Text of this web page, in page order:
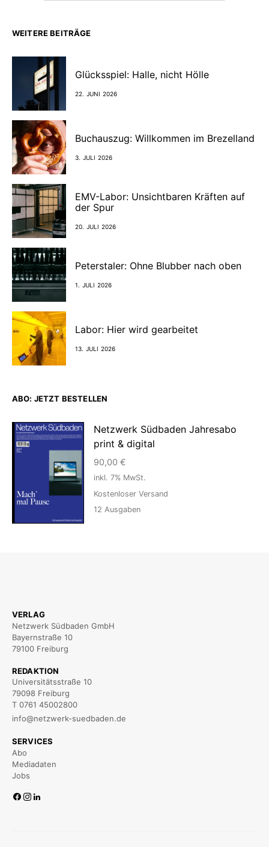
WEITERE BEITRÄGE
Glücksspiel: Halle, nicht Hölle
22. JUNI 2026
Buchauszug: Willkommen im Brezelland
3. JULI 2026
EMV-Labor: Unsichtbaren Kräften auf
der Spur
20. JULI 2026
Peterstaler: Ohne Blubber nach oben
1. JULI 2026
Labor: Hier wird gearbeitet
13. JULI 2026
ABO: JETZT BESTELLEN
Netzwerk Südbaden Jahresabo
print & digital
90,00 €
inkl. 7% MwSt.
Kostenloser Versand
12 Ausgaben
VERLAG
Netzwerk Südbaden GmbH
Bayernstraße 10
79100 Freiburg
REDAKTION
Universitätsstraße 10
79098 Freiburg
T 0761 45002800
info@netzwerk-suedbaden.de
SERVICES
Abo
Mediadaten
Jobs